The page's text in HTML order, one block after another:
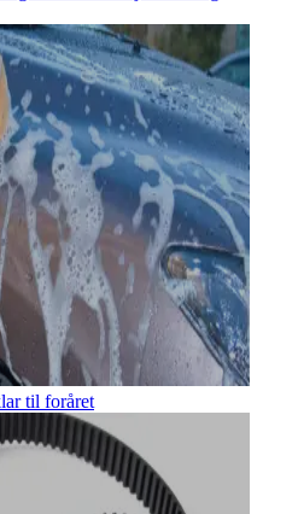
til foråret